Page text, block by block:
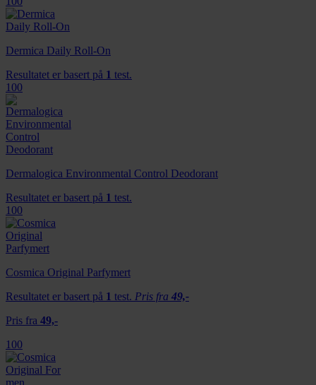
Dermica Daily Roll-On
Resultatet er basert på 1 test.
100
Dermalogica Environmental Control Deodorant
Resultatet er basert på 1 test.
100
Cosmica Original Parfymert
Resultatet er basert på 1 test. Pris fra 49,-
Pris fra 49,-
100